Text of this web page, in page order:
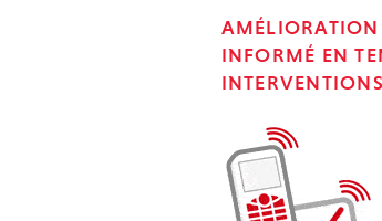
AMÉLIORATION
INFORMÉ EN
INTERVENTIONS